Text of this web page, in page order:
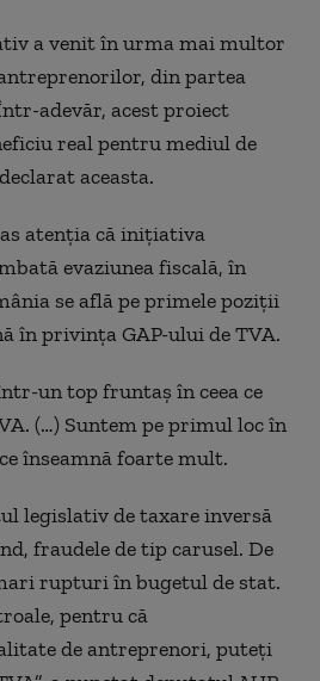
a venit în urma mai multor
din partea
adevăr, acest proiect
real pentru mediul de
aceasta.
atenţia că iniţiativa
evaziunea fiscală, în
se află pe primele poziţii
în privinţa GAP-ului de TVA.
un top fruntaş în ceea ce
(…) Suntem pe primul loc în
înseamnă foarte mult.
legislativ de taxare inversă
fraudele de tip carusel. De
rupturi în bugetul de stat.
pentru că
de antreprenori, puteţi